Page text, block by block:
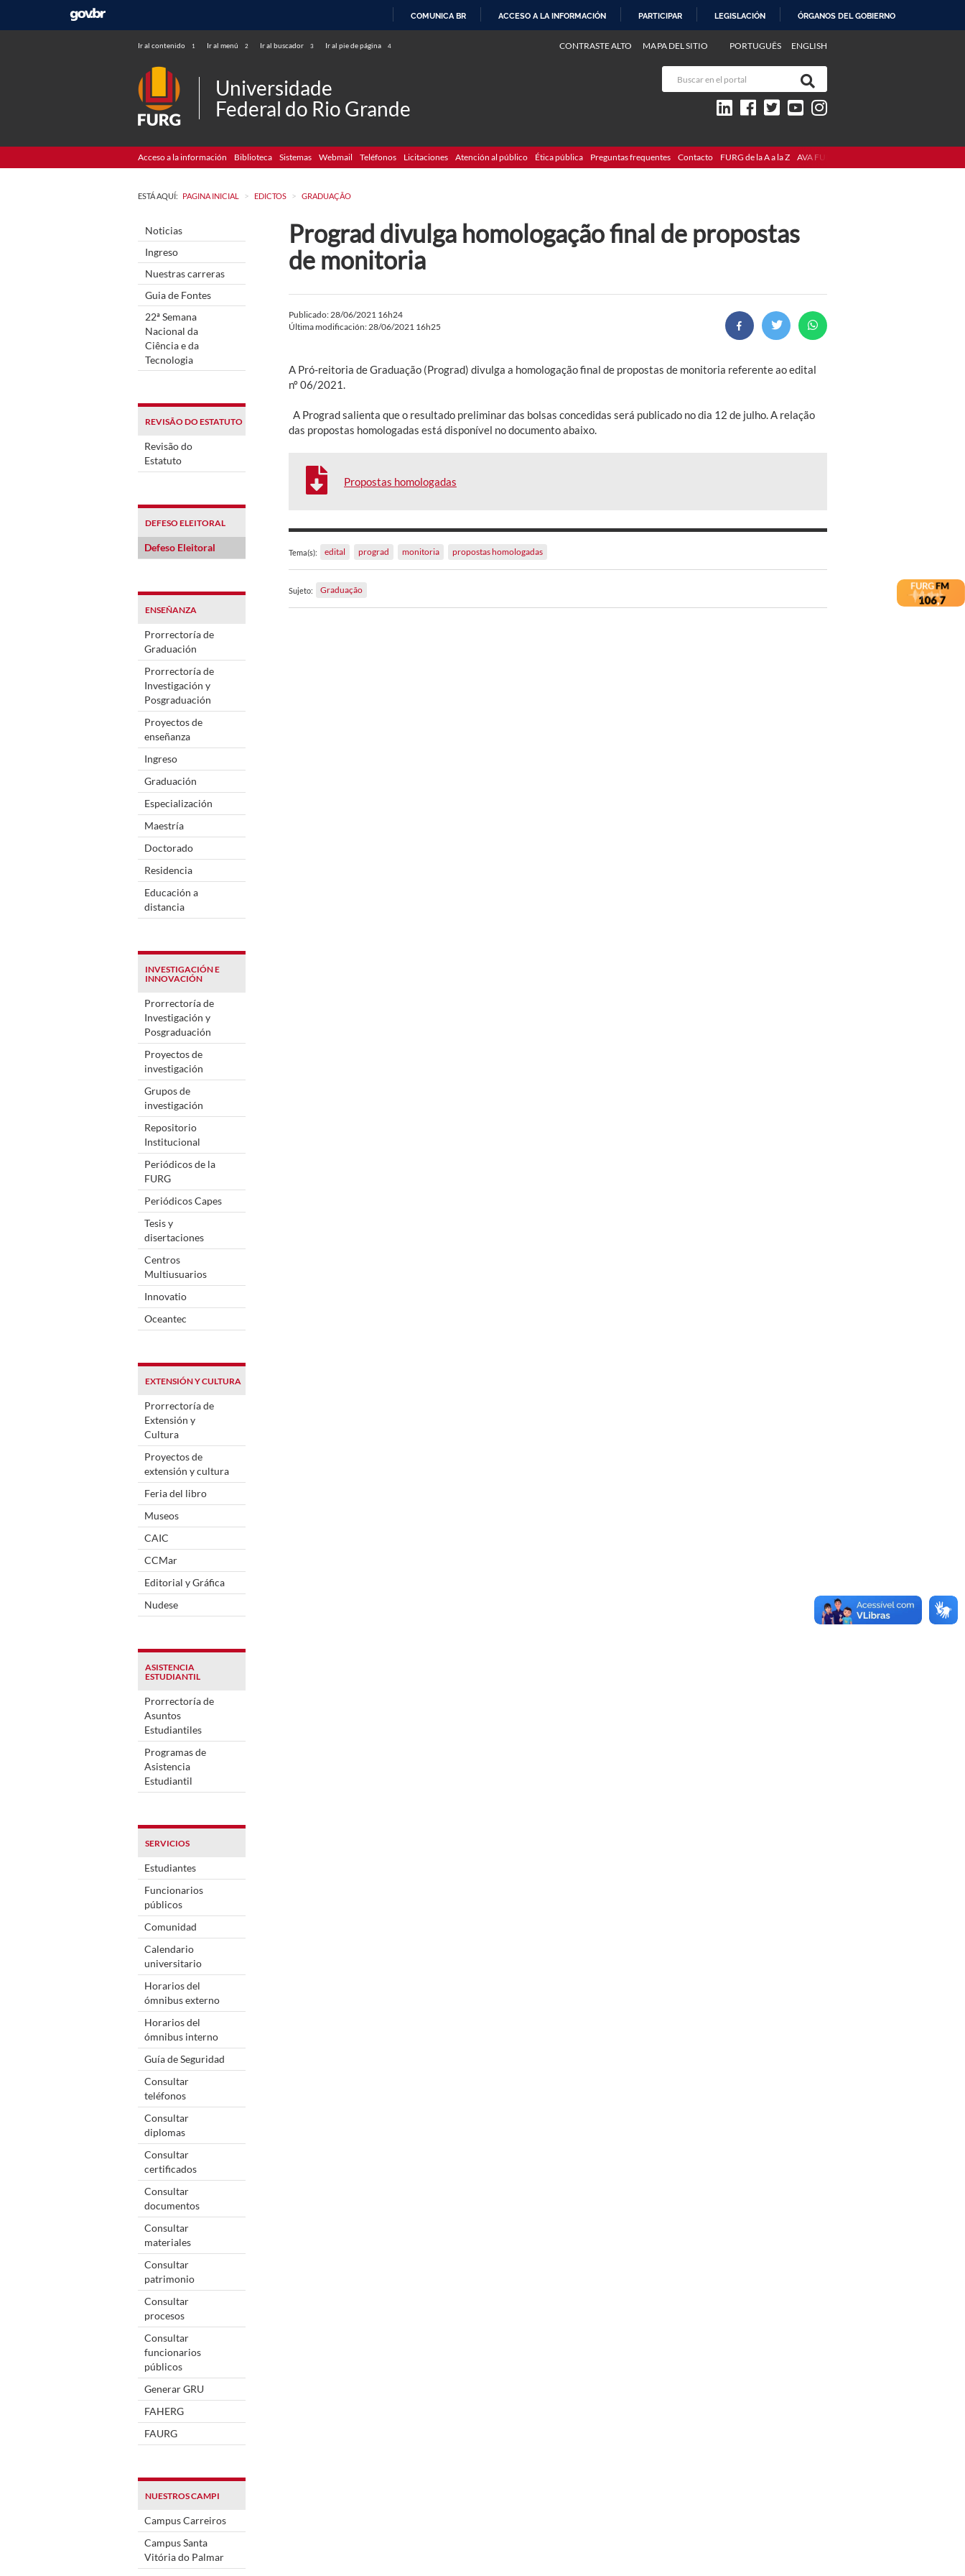
COMUNICA BR ACCESO A LA INFORMACIÓN PARTICIPAR LEGISLACIÓN ÓRGANOS DEL GOBIERNO
Ir al contenido 1 Ir al menú 2 Ir al buscador 3 Ir al pie de página 4 PORTUGUÊS ENGLISH
CONTRASTE ALTO MAPA DEL SITIO
Universidade
Federal do Rio Grande
Acceso a la información Biblioteca Sistemas Webmail Teléfonos Licitaciones Atención al público Ética pública Preguntas frequentes Contacto FURG de la A a la Z AVA FURG
ESTÁ AQUÍ: PAGINA INICIAL > EDICTOS > GRADUAÇÃO
Noticias
Ingreso
Nuestras carreras
Guia de Fontes
22ª Semana
Nacional da
Ciência e da
Tecnologia
REVISÃO DO ESTATUTO
Revisão do
Estatuto
DEFESO ELEITORAL
Defeso Eleitoral
ENSEÑANZA
Prorrectoría de
Graduación
Prorrectoría de
Investigación y
Posgraduación
Proyectos de
enseñanza
Ingreso
Graduación
Especialización
Maestría
Doctorado
Residencia
Educación a
distancia
INVESTIGACIÓN E
INNOVACIÓN
Prorrectoría de
Investigación y
Posgraduación
Proyectos de
investigación
Grupos de
investigación
Repositorio
Institucional
Periódicos de la
FURG
Periódicos Capes
Tesis y
disertaciones
Centros
Multiusuarios
Innovatio
Oceantec
EXTENSIÓN Y CULTURA
Prorrectoría de
Extensión y
Cultura
Proyectos de
extensión y cultura
Feria del libro
Museos
CAIC
CCMar
Editorial y Gráfica
Nudese
ASISTENCIA
ESTUDIANTIL
Prorrectoría de
Asuntos
Estudiantiles
Programas de
Asistencia
Estudiantil
SERVICIOS
Estudiantes
Funcionarios
públicos
Comunidad
Calendario
universitario
Horarios del
ómnibus externo
Horarios del
ómnibus interno
Guía de Seguridad
Consultar
teléfonos
Consultar
diplomas
Consultar
certificados
Consultar
documentos
Consultar
materiales
Consultar
patrimonio
Consultar
procesos
Consultar
funcionarios
públicos
Generar GRU
FAHERG
FAURG
NUESTROS CAMPI
Campus Carreiros
Campus Santa
Vitória do Palmar
Prograd divulga homologação final de propostas
de monitoria
Publicado: 28/06/2021 16h24
Última modificación: 28/06/2021 16h25
A Pró-reitoria de Graduação (Prograd) divulga a homologação final de propostas de monitoria referente ao edital
nº 06/2021.
A Prograd salienta que o resultado preliminar das bolsas concedidas será publicado no dia 12 de julho. A relação
das propostas homologadas está disponível no documento abaixo.
Propostas homologadas
Tema(s): edital prograd monitoria propostas homologadas
Sujeto: Graduação